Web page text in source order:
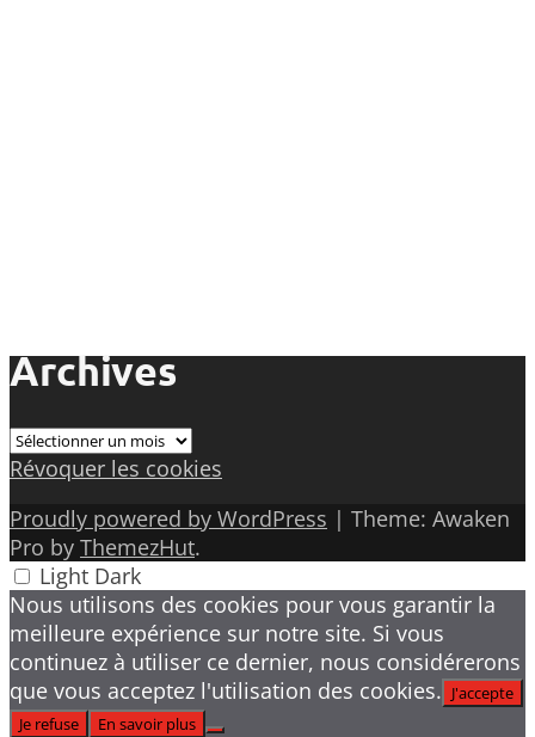
Archives
Archives
Révoquer les cookies
Proudly powered by WordPress | Theme: Awaken
Pro by ThemezHut.
Light Dark
Nous utilisons des cookies pour vous garantir la
meilleure expérience sur notre site. Si vous
continuez à utiliser ce dernier, nous considérerons
que vous acceptez l'utilisation des cookies. J'accepte
Je refuse
En savoir plus